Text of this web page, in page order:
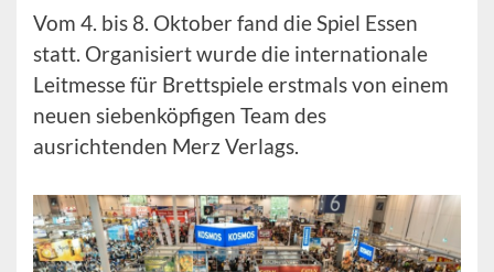
Vom 4. bis 8. Oktober fand die Spiel Essen
statt. Organisiert wurde die internationale
Leitmesse für Brettspiele erstmals von einem
neuen siebenköpfigen Team des
ausrichtenden Merz Verlags.